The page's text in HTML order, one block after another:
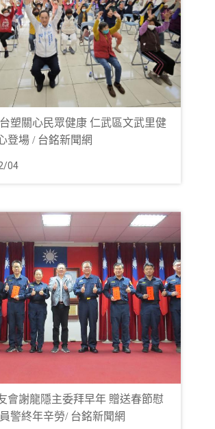
塑關心民眾健康 仁武區文武里健
登場 / 台銘新聞網
04
會謝龍隱主委拜早年 贈送春節慰
警終年辛勞/ 台銘新聞網